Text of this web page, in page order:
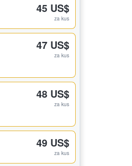
45 US$
za kus
47 US$
za kus
48 US$
za kus
49 US$
za kus